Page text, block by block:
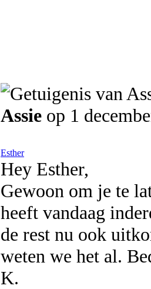
Assie op 1
Esther
Hey Esther,
Gewoon om je te
heeft vandaag
de rest nu ook
weten we het al.
K.